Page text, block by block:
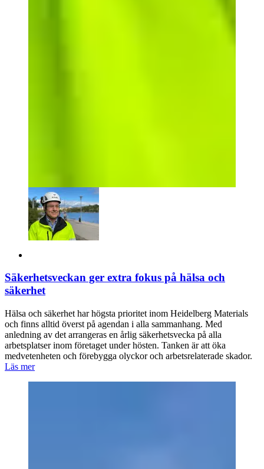
Säkerhetsveckan ger extra fokus på hälsa och
säkerhet
Hälsa och säkerhet har högsta prioritet inom Heidelberg Materials
och finns alltid överst på agendan i alla sammanhang. Med
anledning av det arrangeras en årlig säkerhetsvecka på alla
arbetsplatser inom företaget under hösten. Tanken är att öka
medvetenheten och förebygga olyckor och arbetsrelaterade skador.
Läs mer